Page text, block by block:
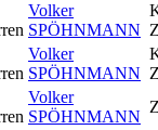
Volker
SPÖHNMANN
Volker
SPÖHNMANN
Volker
SPÖHNMANN